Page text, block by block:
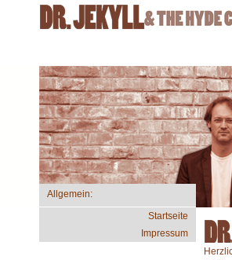
Allgemein:
Startseite
Impressum